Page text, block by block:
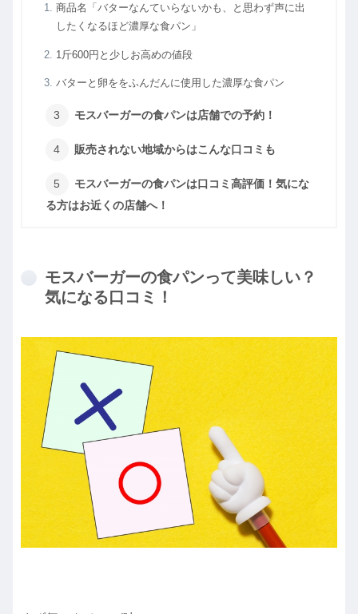
商品名「バターなんていらないかも、と思わず声に出
したくなるほど濃厚な食パン」
1斤600円と少しお高めの値段
バターと卵ををふんだんに使用した濃厚な食パン
モスバーガーの食パンは店舗での予約！
販売されない地域からはこんな口コミも
モスバーガーの食パンは口コミ高評価！気にな
る方はお近くの店舗へ！
モスバーガーの食パンって美味しい？
気になる口コミ！